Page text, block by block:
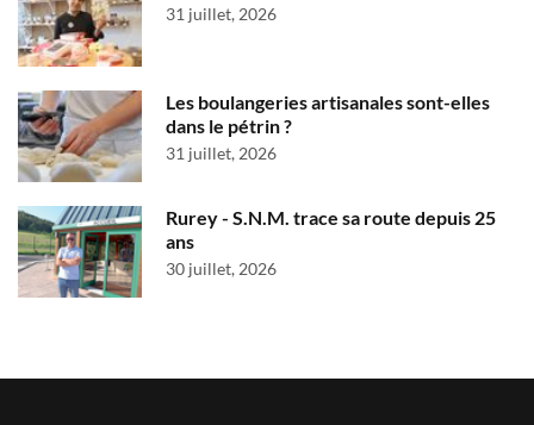
31 juillet, 2026
Les boulangeries artisanales sont-elles
dans le pétrin ?
31 juillet, 2026
Rurey - S.N.M. trace sa route depuis 25
ans
30 juillet, 2026